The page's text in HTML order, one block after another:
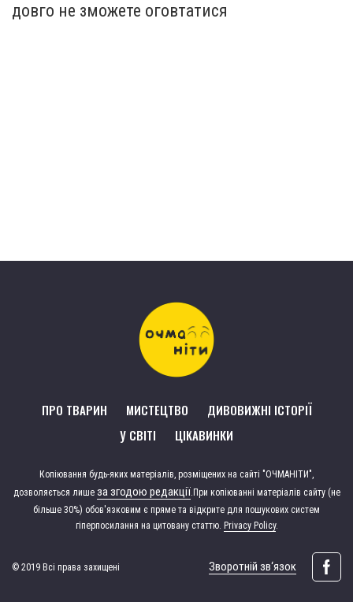
довго не зможете оговтатися
ПРО ТВАРИН МИСТЕЦТВО
ДИВОВИЖНІ ІСТОРІЇ
У СВІТІ
ЦІКАВИНКИ
Зворотній зв‘язок
Копіювання будь-яких матеріалів, розміщених на сайті "ОЧМАНІТИ",
дозволяється лише за згодою редакції. При копіюванні матеріалів сайту (не
більше 30%) обов'язковим є пряме та відкрите для пошукових систем
гіперпосилання на цитовану статтю. Privacy Policy.
© 2019 Всі права захищені